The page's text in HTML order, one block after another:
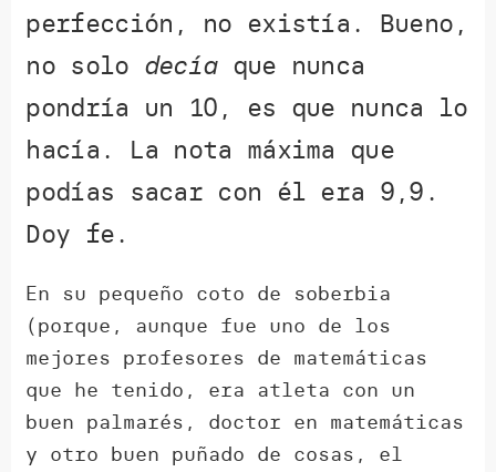
perfección, no existía. Bueno,
no solo decíaque nunca
pondría un 10, es que nunca lo
hacía. La nota máxima que
podías sacar con él era 9,9.
Doy fe.
En su pequeño coto de soberbia
(porque, aunque fue uno de los
mejores profesores de matemáticas
que he tenido, era atleta con un
buen palmarés, doctor en matemáticas
y otro buen puñado de cosas, el